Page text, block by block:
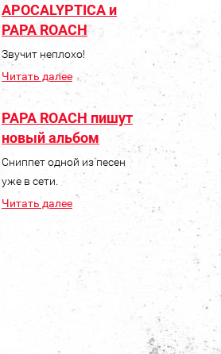
APOCALYPTICA и
PAPA ROACH
Звучит неплохо!
Читать далее
PAPA ROACH пишут
новый альбом
Сниппет одной из песен
уже в сети.
Читать далее